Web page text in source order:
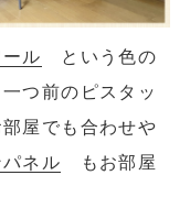
ル という色の
つ前のピスタッ
屋でも合わせや
ネル もお部屋